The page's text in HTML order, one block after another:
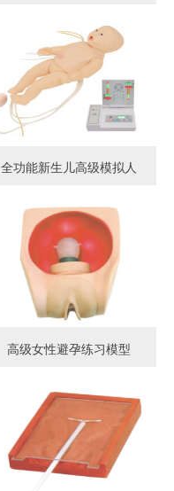
全功能新生儿高级模拟人
高级女性避孕练习模型